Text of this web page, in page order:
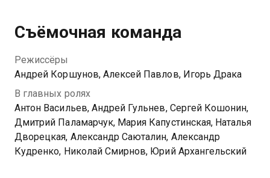
можете совершенно бесплатно в хорошем HD
качестве на Казахтелеком
Съёмочная команда
Режиссёры
Андрей Коршунов, Алексей Павлов, Игорь Драка
В главных ролях
Антон Васильев, Андрей Гульнев, Сергей Кошонин,
Дмитрий Паламарчук, Мария Капустинская, Наталья
Дворецкая, Александр Саюталин, Александр
Кудренко, Николай Смирнов, Юрий Архангельский